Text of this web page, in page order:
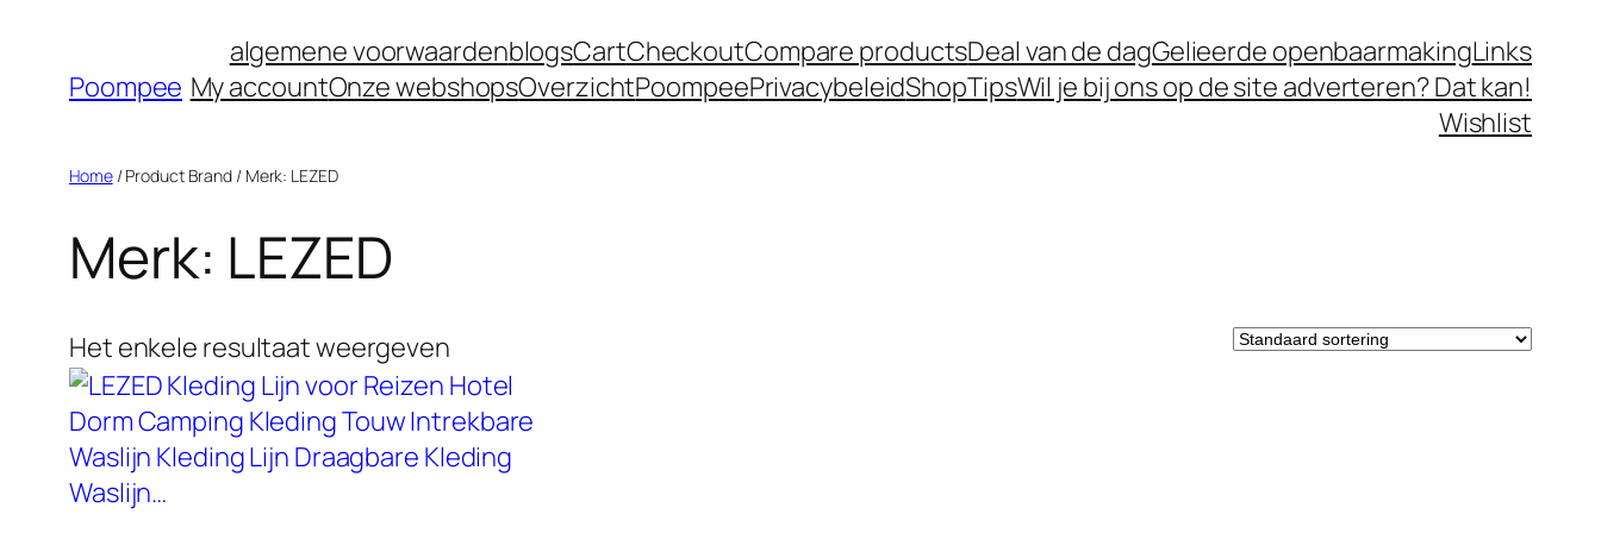
Poompee
algemene voorwaardenblogsCartCheckoutCompare productsDeal van de dagGelieerde openbaarmakingLinks
My accountOnze webshopsOverzichtPoompeePrivacybeleidShopTipsWil je bij ons op de site adverteren? Dat kan!
Wishlist
Home/ Product Brand / Merk: LEZED
Merk: LEZED
Het enkele resultaat weergeven